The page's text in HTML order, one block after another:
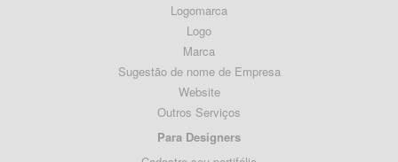
Logomarca
Logo
Marca
Sugestão de nome de Empresa
Website
Outros Serviços
Para Designers